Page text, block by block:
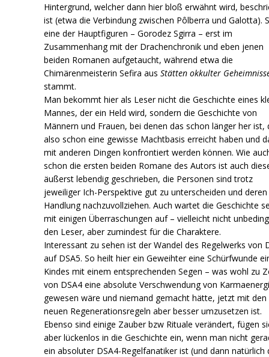
Hintergrund, welcher dann hier bloß erwähnt wird,
ist (etwa die Verbindung zwischen Pôlberra und Galotta).
eine der Hauptfiguren – Gorodez Sgirra – erst im
Zusammenhang mit der Drachenchronik und eben jenen
beiden Romanen aufgetaucht, während etwa die
Chimärenmeisterin Sefira ausStätten okkulter
stammt.
Man bekommt hier als Leser nicht die Geschichte eines
Mannes, der ein Held wird, sondern die Geschichte von
Männern und Frauen, bei denen das schon länger her ist,
also schon eine gewisse Machtbasis erreicht haben und
mit anderen Dingen konfrontiert werden können. Wie
schon die ersten beiden Romane des Autors ist auch
äußerst lebendig geschrieben, die Personen sind trotz
jeweiliger Ich-Perspektive gut zu unterscheiden und deren
Handlung nachzuvollziehen. Auch wartet die Geschichte
mit einigen Überraschungen auf – vielleicht nicht
den Leser, aber zumindest für die Charaktere.
Interessant zu sehen ist der Wandel des Regelwerks von
auf DSA5. So heilt hier ein Geweihter eine Schürfwunde
Kindes mit einem entsprechenden Segen – was wohl zu
von DSA4 eine absolute Verschwendung von
gewesen wäre und niemand gemacht hätte, jetzt mit den
neuen Regenerationsregeln aber besser umzusetzen ist.
Ebenso sind einige Zauber bzw Rituale verändert, fügen
aber lückenlos in die Geschichte ein, wenn man nicht
ein absoluter DSA4-Regelfanatiker ist (und dann natürlich